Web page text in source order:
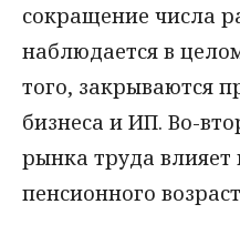
сокращение числа
наблюдается в
того, закрываются
бизнеса и ИП. Во-
рынка труда влияет
пенсионного